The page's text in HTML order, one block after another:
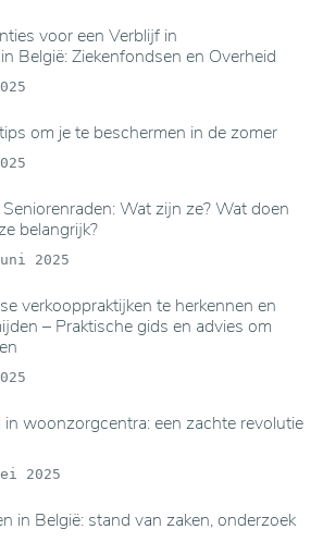
voor een Verblijf in
België: Ziekenfondsen en Overheid
om je te beschermen in de zomer
Wat zijn ze? Wat doen
belangrijk?
2025
verkooppraktijken te herkennen en
– Praktische gids en advies om
woonzorgcentra: een zachte revolutie
2025
in België: stand van zaken, onderzoek